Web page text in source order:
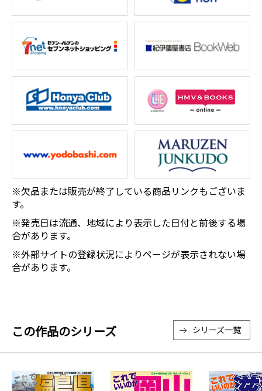
※欠品または販売が終了している商品リンクもございま
す。
※発売日は流通、地域により表示した日付と前後する場
合があります。
※外部サイトの登録状況によりページが表示されない場
合があります。
この作品のシリーズ シリーズ一覧